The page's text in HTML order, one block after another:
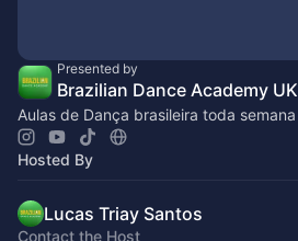
Presented by
Brazilian Dance Academy UK
Aulas de Dança brasileira toda semana
Hosted By
Lucas Triay Santos
Contact the Host